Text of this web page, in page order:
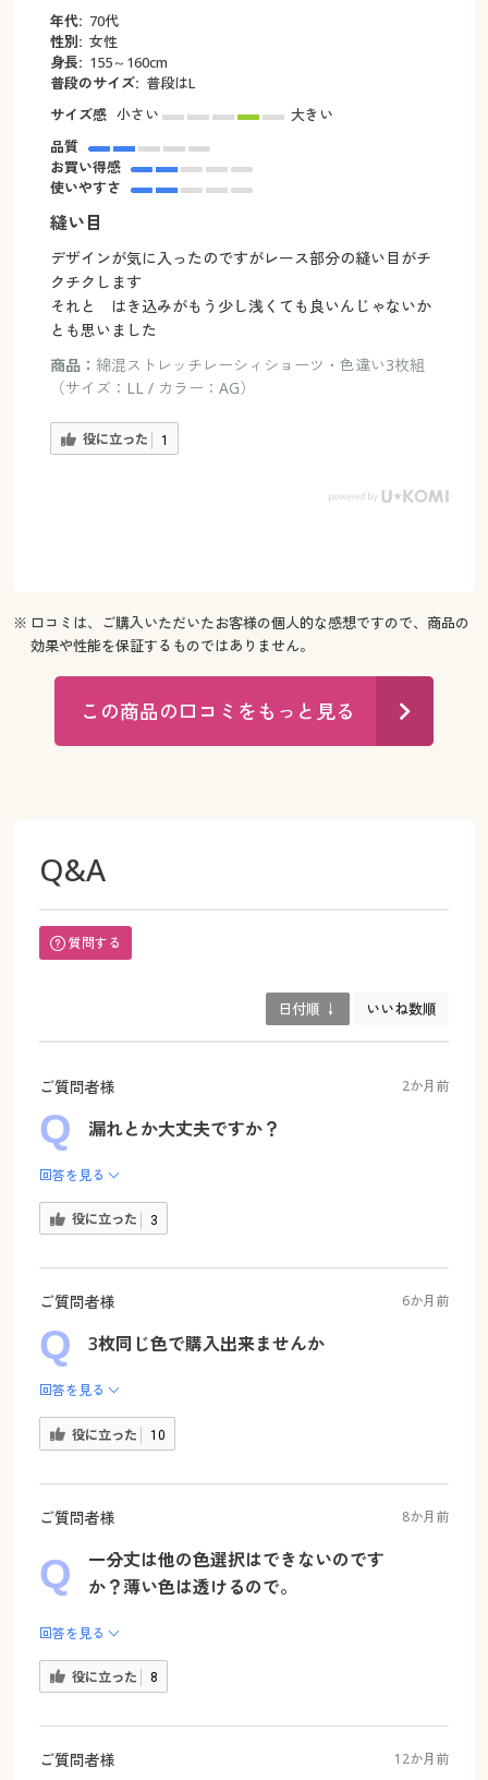
年代: 70代
性別: 女性
身長: 155～160cm
普段のサイズ: 普段はL
サイズ感 小さい
大きい
品質
お買い得感
使いやすさ
縫い目
デザインが気に入ったのですがレース部分の縫い目がチ
クチクします
それと はき込みがもう少し浅くても良いんじゃないか
とも思いました
商品： 綿混ストレッチレーシィショーツ・色違い3枚組
（サイズ：LL / カラー：AG）
役に立った 1
※ 口コミは、ご購入いただいたお客様の個人的な感想ですので、商品の
効果や性能を保証するものではありません。
この商品の口コミをもっと見る
Q&A
質問する
日付順 ↓ いいね数順
ご質問者様 2か月前
漏れとか大丈夫ですか？
回答を見る
役に立った 3
ご質問者様 6か月前
3枚同じ色で購入出来ませんか
回答を見る
役に立った 10
ご質問者様 8か月前
一分丈は他の色選択はできないのです
か？薄い色は透けるので。
回答を見る
役に立った 8
ご質問者様 12か月前